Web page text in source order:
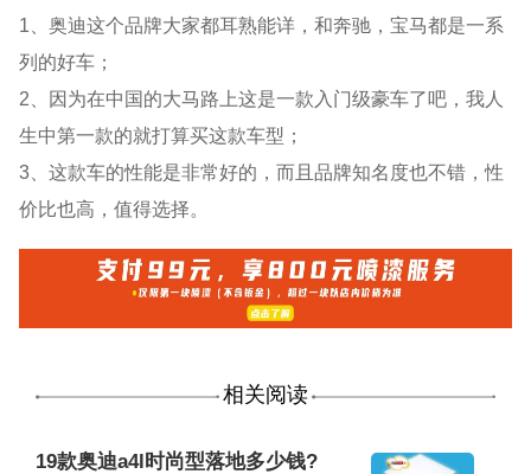
1、奥迪这个品牌大家都耳熟能详，和奔驰，宝马都是一系
列的好车；
2、因为在中国的大马路上这是一款入门级豪车了吧，我人
生中第一款的就打算买这款车型；
3、这款车的性能是非常好的，而且品牌知名度也不错，性
价比也高，值得选择。
相关阅读
19款奥迪a4l时尚型落地多少钱?